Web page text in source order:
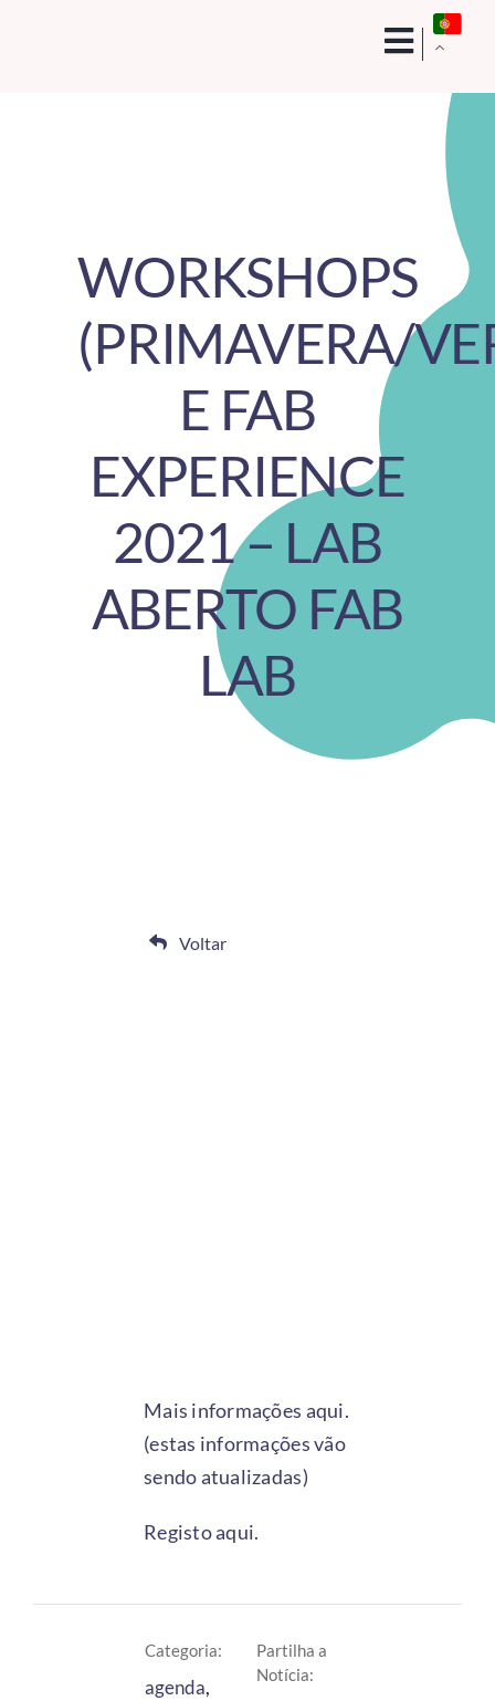
WORKSHOPS
(PRIMAVERA/
E FAB
EXPERIENCE
2021 – LAB
ABERTO FAB
LAB
Voltar
Mais informações aqui.
(estas informações vão
sendo atualizadas)
Registoaqui.
Categoria:
agenda,
Partilha a
Notícia: